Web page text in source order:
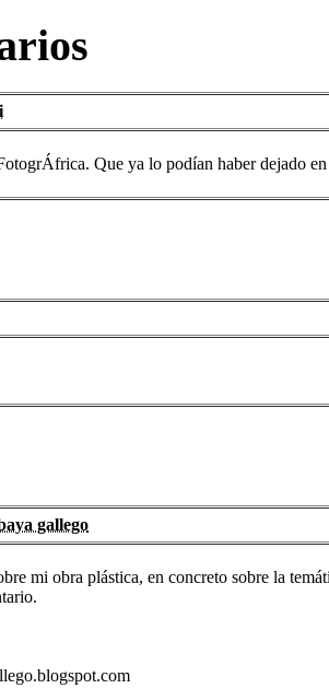
Que ya lo podían haber dejado
gallego
mi obra plástica, en concreto sobre la